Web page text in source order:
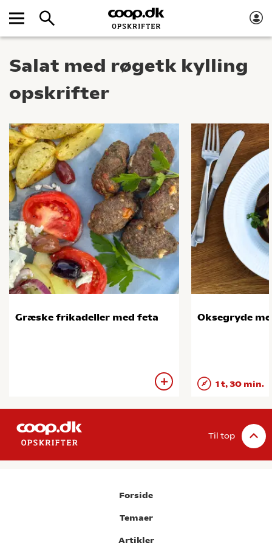
Salat med røgetk kylling
opskrifter
Græske frikadeller med feta Oksegryde
1 t, 30 min.
Til top
Forside
Temaer
Artikler